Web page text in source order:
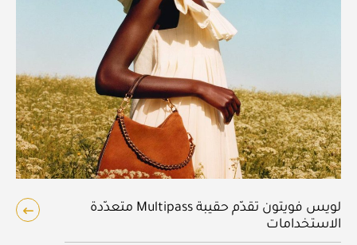
لويس فويتون تقدّم حقيبة Multipass متعدّدة
الاستخدامات